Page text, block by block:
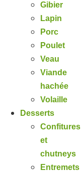
Gibier
Lapin
Porc
Poulet
Veau
Viande
hachée
Volaille
Desserts
Confitures
et
chutneys
Entremets